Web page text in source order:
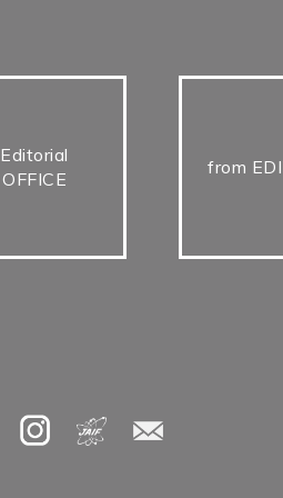
Editorial
OFFICE
from